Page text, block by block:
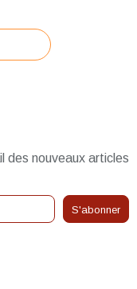
des nouveaux articles